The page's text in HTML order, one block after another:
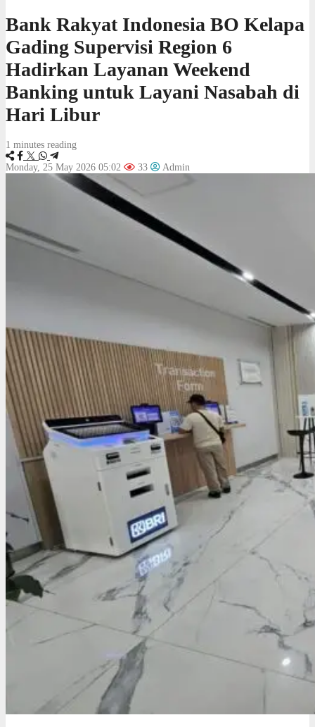
Bank Rakyat Indonesia BO Kelapa
Gading Supervisi Region 6
Hadirkan Layanan Weekend
Banking untuk Layani Nasabah di
Hari Libur
1 minutes reading
Monday, 25 May 2026 05:02 33 Admin